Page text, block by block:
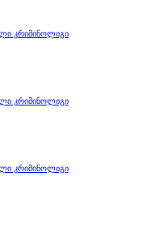
კრიმინოლიგი
კრიმინოლიგი
კრიმინოლიგი